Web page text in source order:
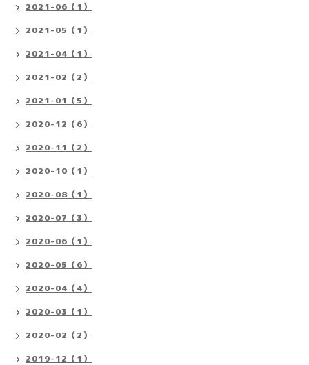
2021-06（1）
2021-05（1）
2021-04（1）
2021-02（2）
2021-01（5）
2020-12（6）
2020-11（2）
2020-10（1）
2020-08（1）
2020-07（3）
2020-06（1）
2020-05（6）
2020-04（4）
2020-03（1）
2020-02（2）
2019-12（1）